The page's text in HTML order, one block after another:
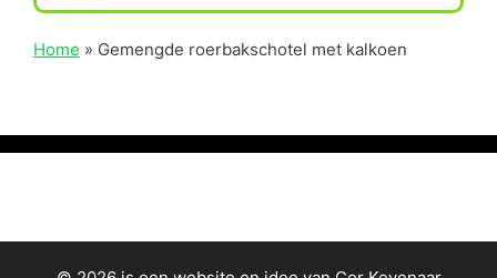
Home » Gemengde roerbakschotel met kalkoen